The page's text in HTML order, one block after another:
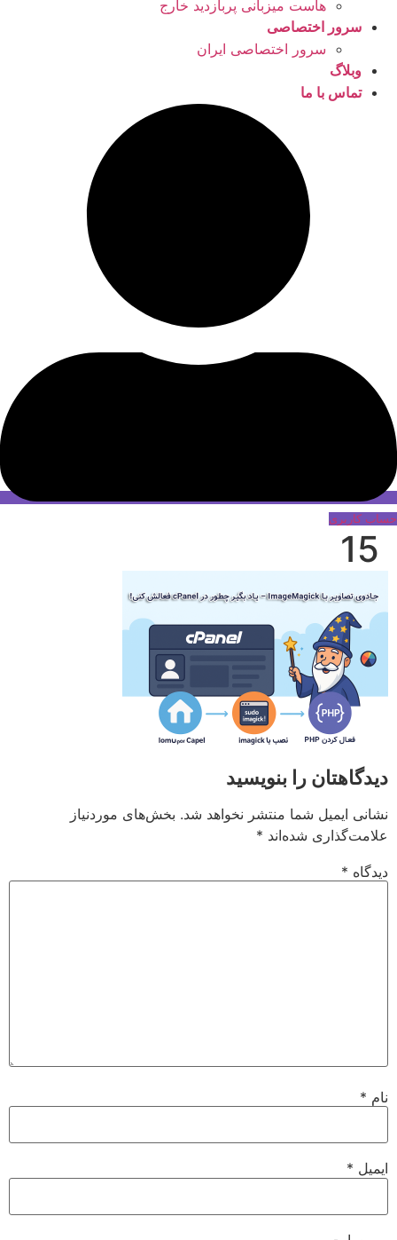
هاست میزبانی پربازدید خارج
سرور اختصاصی
سرور اختصاصی ایران
وبلاگ
تماس با ما
حساب کاربری
15
دیدگاهتان را بنویسید
نشانی ایمیل شما منتشر نخواهد شد. بخش‌های موردنیاز
علامت‌گذاری شده‌اند *
دیدگاه *
نام *
ایمیل *